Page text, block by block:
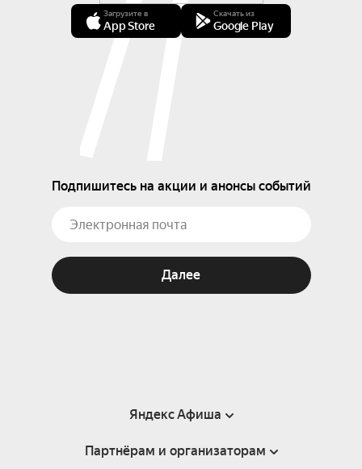
Загрузите в
App Store
Скачать из
Google Play
Подпишитесь на акции и анонсы событий
Далее
Яндекс Афиша
Справка
Партнёрам и организаторам